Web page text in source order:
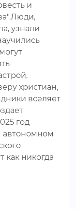
и
узнали
христиан,
вселяет
год
автономном
как никогда